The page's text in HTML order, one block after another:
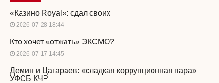
«Казино Royal»: сдал своих
2026-07-28 18:44
Кто хочет «отжать» ЭКСМО?
2026-07-17 14:45
Демин и Цагараев: «сладкая коррупционная пара»
УФСБ КЧР